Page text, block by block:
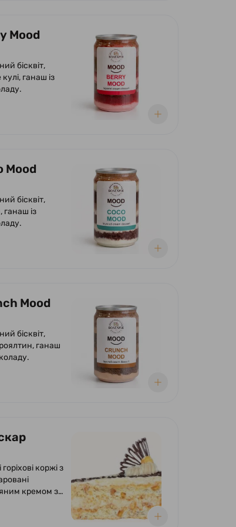
Mood
бісквіт,
ганаш із
Mood
бісквіт,
із
Mood
бісквіт,
ганаш
коржі з
кремом з
кремом,